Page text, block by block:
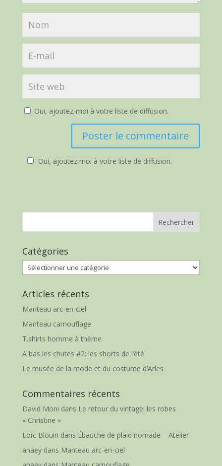
Oui, ajoutez-moi à votre liste de diffusion.
Oui, ajoutez moi à votre liste de diffusion.
Catégories
Catégories
Articles récents
Manteau arc-en-ciel
Manteau camouflage
T.shirts homme à thème
A bas les chutes #2: les shorts de l’été
Le musée de la mode et du costume d’Arles
Commentaires récents
David Moni dans Le retour du vintage: les robes
« Christine »
Loïc Blouin dans Ébauche de plaid nomade – Atelier
anaeydans Manteau arc-en-ciel